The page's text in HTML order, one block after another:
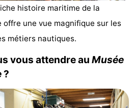
histoire maritime de la
offre une vue magnifique sur les
métiers nautiques.
vous attendre au Musée
?